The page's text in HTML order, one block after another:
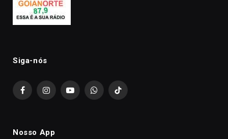
Siga-nós
FacebookInstagramYouTubeWhatsAppTikTok
Nosso App